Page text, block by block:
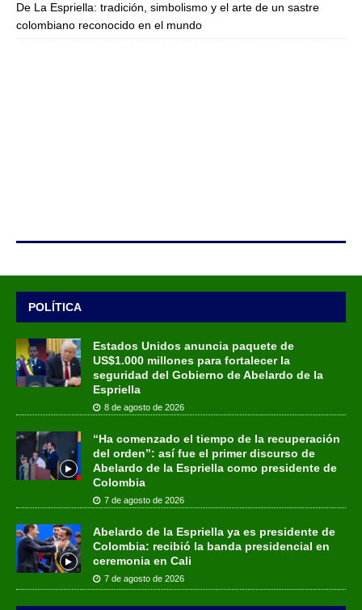
De La Espriella: tradición, simbolismo y el arte de un sastre
colombiano reconocido en el mundo
POLÍTICA
Estados Unidos anuncia paquete de
US$1.000 millones para fortalecer la
seguridad del Gobierno de Abelardo de la
Espriella
8 de agosto de 2026
“Ha comenzado el tiempo de la recuperación
del orden”: así fue el primer discurso de
Abelardo de la Espriella como presidente de
Colombia
7 de agosto de 2026
Abelardo de la Espriella ya es presidente de
Colombia: recibió la banda presidencial en
ceremonia en Cali
7 de agosto de 2026